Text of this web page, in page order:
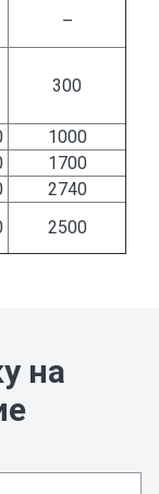
–
300
1000
1700
2740
2500
на